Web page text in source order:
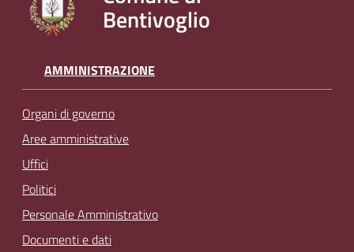
Tutti
gli
Seguici
su
Bentivoglio
AMMINISTRAZIONE
Organi di governo
Aree amministrative
Uffici
Politici
Personale Amministrativo
Documenti e dati